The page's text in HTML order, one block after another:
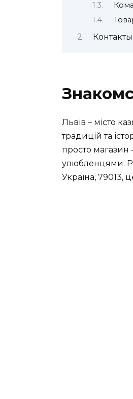
Львів – місто
традицій та
просто магазин
улюбленцями.
Україна, 79013,